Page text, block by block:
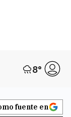
8°
fuente en